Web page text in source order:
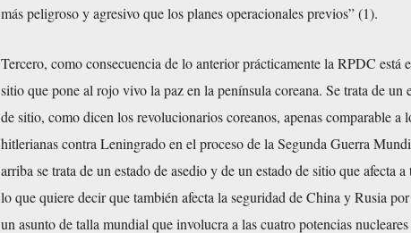
más peligroso y agresivo que los planes operacionales previos” (1).
Tercero, como consecuencia de lo anterior prácticamente la RPDC está
sitio que pone al rojo vivo la paz en la península coreana. Se trata de un
de sitio, como dicen los revolucionarios coreanos, apenas comparable a
hitlerianas contra Leningrado en el proceso de la Segunda Guerra
arriba se trata de un estado de asedio y de un estado de sitio que afecta
lo que quiere decir que también afecta la seguridad de China y Rusia
un asunto de talla mundial que involucra a las cuatro potencias